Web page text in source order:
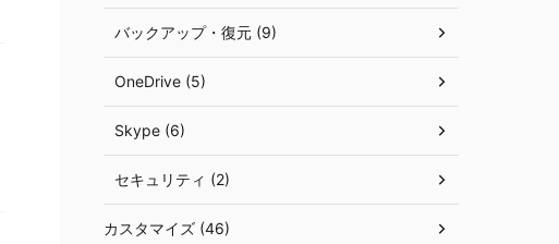
バックアップ・復元 (9)
OneDrive (5)
Skype (6)
セキュリティ (2)
カスタマイズ (46)